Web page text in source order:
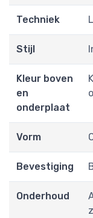
Techniek
Stijl
Kleur boven
en
onderplaat
Vorm
Bevestiging
Onderhoud